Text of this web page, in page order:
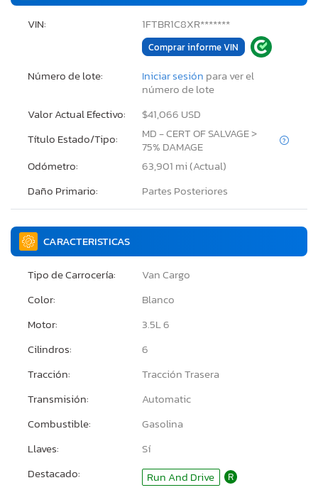
VIN: 1FTBR1C8XR*******
Comprar informe VIN
Número de lote: Iniciar sesión para ver el
número de lote
Valor Actual Efectivo:
$41,066 USD
Título Estado/Tipo:
MD - CERT OF SALVAGE >
75% DAMAGE
Odómetro:
63,901 mi (Actual)
Daño Primario:
Partes Posteriores
CARACTERISTICAS
Tipo de Carrocería:
Van Cargo
Color:
Blanco
Motor:
3.5L 6
Cilindros:
6
Tracción:
Tracción Trasera
Transmisión:
Automatic
Combustible:
Gasolina
Llaves:
Sí
Destacado:
Run And Drive R